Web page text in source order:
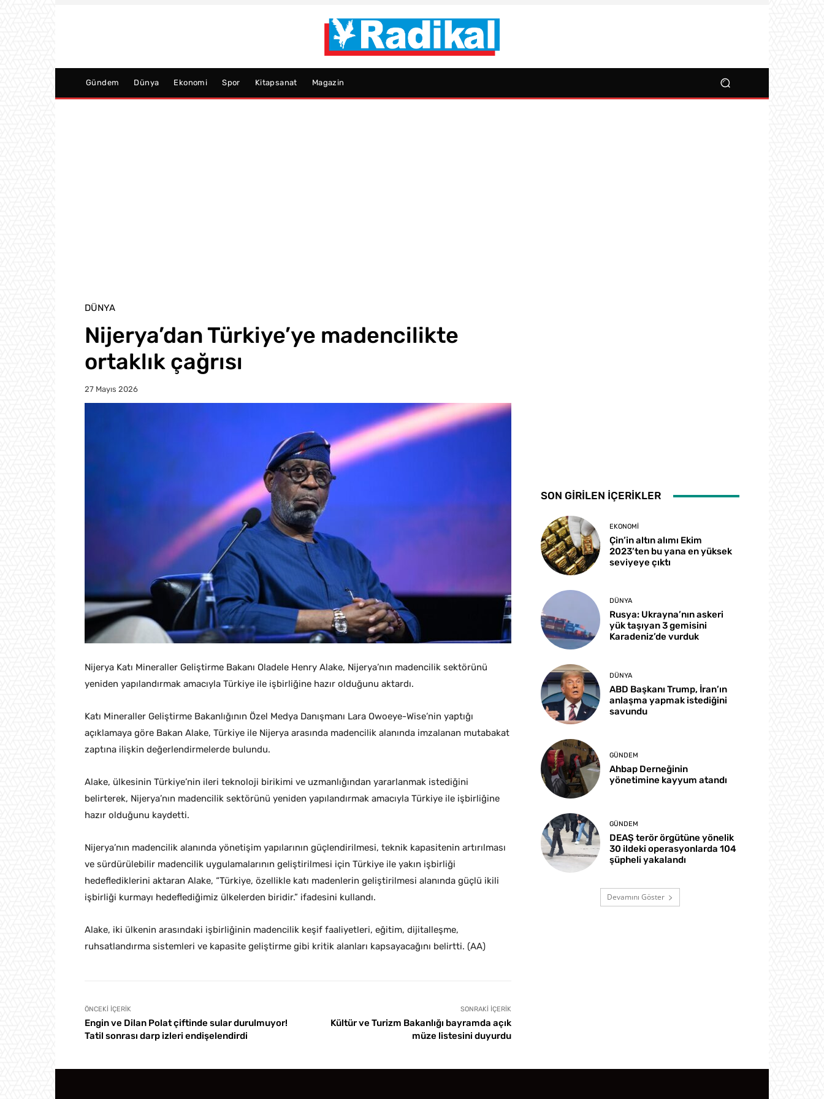
Gündem Dünya Ekonomi Spor Kitapsanat Magazin
DÜNYA
Nijerya’dan Türkiye’ye madencilikte
ortaklık çağrısı
27 Mayıs 2026
Nijerya Katı Mineraller Geliştirme Bakanı Oladele Henry Alake, Nijerya’nın madencilik sektörünü
yeniden yapılandırmak amacıyla Türkiye ile işbirliğine hazır olduğunu aktardı.
Katı Mineraller Geliştirme Bakanlığının Özel Medya Danışmanı Lara Owoeye-Wise’nin yaptığı
açıklamaya göre Bakan Alake, Türkiye ile Nijerya arasında madencilik alanında imzalanan mutabakat
zaptına ilişkin değerlendirmelerde bulundu.
Alake, ülkesinin Türkiye’nin ileri teknoloji birikimi ve uzmanlığından yararlanmak istediğini
belirterek, Nijerya’nın madencilik sektörünü yeniden yapılandırmak amacıyla Türkiye ile işbirliğine
hazır olduğunu kaydetti.
Nijerya’nın madencilik alanında yönetişim yapılarının güçlendirilmesi, teknik kapasitenin artırılması
ve sürdürülebilir madencilik uygulamalarının geliştirilmesi için Türkiye ile yakın işbirliği
hedeflediklerini aktaran Alake, “Türkiye, özellikle katı madenlerin geliştirilmesi alanında güçlü ikili
işbirliği kurmayı hedeflediğimiz ülkelerden biridir.” ifadesini kullandı.
Alake, iki ülkenin arasındaki işbirliğinin madencilik keşif faaliyetleri, eğitim, dijitalleşme,
ruhsatlandırma sistemleri ve kapasite geliştirme gibi kritik alanları kapsayacağını belirtti. (AA)
ÖNCEKI İÇERIK
Engin ve Dilan Polat çiftinde sular durulmuyor!
Tatil sonrası darp izleri endişelendirdi
SONRAKI İÇERIK
Kültür ve Turizm Bakanlığı bayramda açık
müze listesini duyurdu
SON GİRİLEN İÇERİKLER
EKONOMI
Çin’in altın alımı Ekim
2023’ten bu yana en yüksek
seviyeye çıktı
DÜNYA
Rusya: Ukrayna’nın askeri
yük taşıyan 3 gemisini
Karadeniz’de vurduk
DÜNYA
ABD Başkanı Trump, İran’ın
anlaşma yapmak istediğini
savundu
GÜNDEM
Ahbap Derneğinin
yönetimine kayyum atandı
GÜNDEM
DEAŞ terör örgütüne yönelik
30 ildeki operasyonlarda 104
şüpheli yakalandı
Devamını Göster